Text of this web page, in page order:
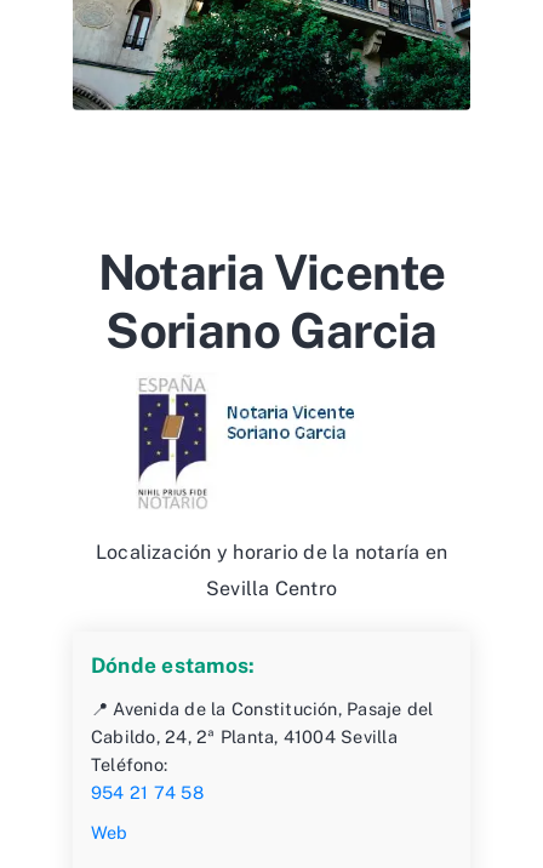
Notaria Vicente
Soriano Garcia
Localización y horario de la notaría en
Sevilla Centro
Dónde estamos:
📍 Avenida de la Constitución, Pasaje del
Cabildo, 24, 2ª Planta, 41004 Sevilla
Teléfono:
954 21 74 58
Web